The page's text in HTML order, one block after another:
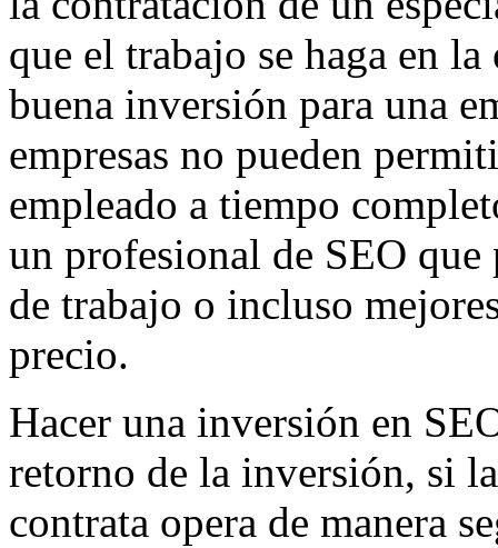
que el trabajo se haga en la
buena inversión para una
empresas no pueden
empleado a tiempo
un profesional de SEO
de trabajo o incluso
precio.
Hacer una inversión en
retorno de la inversión, si
contrata opera de manera